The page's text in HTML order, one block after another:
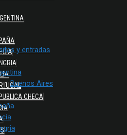
CHECA
y entradas
Buenos Aires